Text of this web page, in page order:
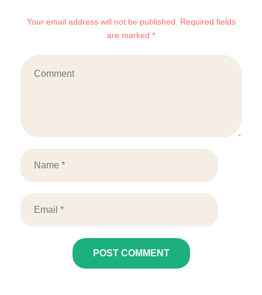
Your email address will not be published. Required fields
are marked *